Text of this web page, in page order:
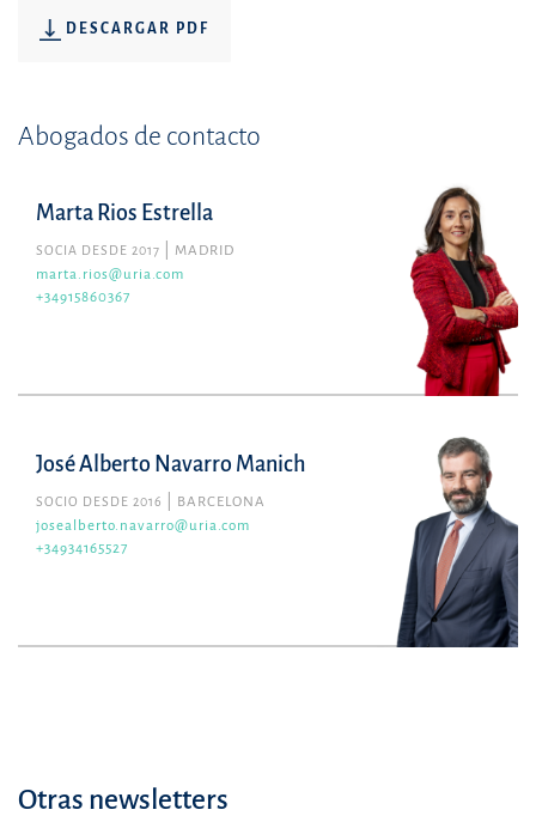
DESCARGAR PDF
Abogados de contacto
Marta Rios Estrella
SOCIA DESDE 2017
MADRID
marta.rios@uria.com
+34915860367
José Alberto Navarro Manich
SOCIO DESDE 2016
BARCELONA
josealberto.navarro@uria.com
+34934165527
Otras newsletters